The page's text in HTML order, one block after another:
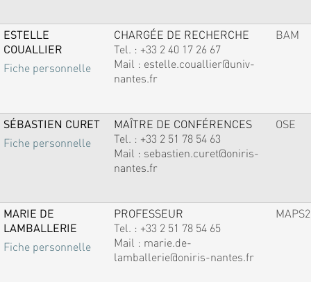
ESTELLE
COUALLIER
Fiche personnelle
CHARGÉE DE RECHERCHE
Tel. : +33 2 40 17 26 67
Mail : estelle.couallier@univ-
nantes.fr
BAM
SÉBASTIEN CURET
Fiche personnelle
MAÎTRE DE CONFÉRENCES
Tel. : +33 2 51 78 54 63
Mail : sebastien.curet@oniris-
nantes.fr
OSE
MARIE DE
LAMBALLERIE
Fiche personnelle
PROFESSEUR
Tel. : +33 2 51 78 54 65
Mail : marie.de-
lamballerie@oniris-nantes.fr
MAPS2